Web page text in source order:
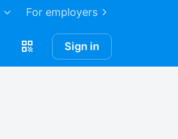
For employers
Sign in